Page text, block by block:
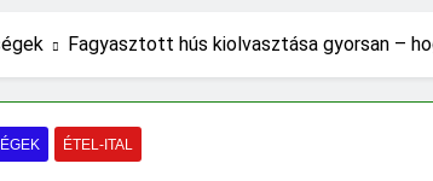
Mire jó a kollagén?
Mikor kell tetőt cserélni?
3 Nap Ezelőtt
Fagyasztott hús kiolvasztása gyorsan –
ÉTEL-ITAL